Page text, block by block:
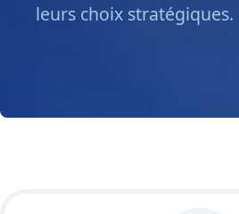
leurs choix stratégiques.